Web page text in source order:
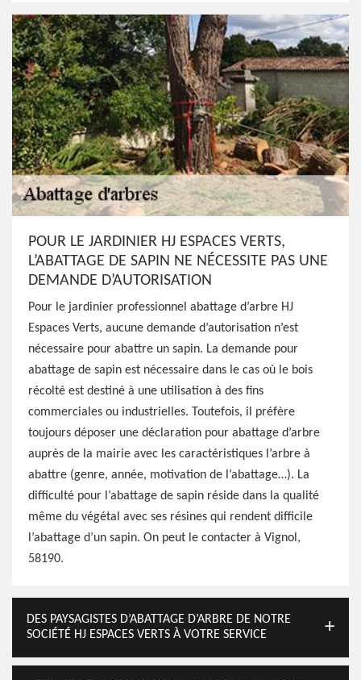
POUR LE JARDINIER HJ ESPACES VERTS,
L’ABATTAGE DE SAPIN NE NÉCESSITE PAS UNE
DEMANDE D’AUTORISATION
Pour le jardinier professionnel abattage d’arbre HJ
Espaces Verts, aucune demande d’autorisation n’est
nécessaire pour abattre un sapin. La demande pour
abattage de sapin est nécessaire dans le cas où le bois
récolté est destiné à une utilisation à des fins
commerciales ou industrielles. Toutefois, il préfère
toujours déposer une déclaration pour abattage d’arbre
auprès de la mairie avec les caractéristiques l’arbre à
abattre (genre, année, motivation de l’abattage…). La
difficulté pour l’abattage de sapin réside dans la qualité
même du végétal avec ses résines qui rendent difficile
l’abattage d’un sapin. On peut le contacter à Vignol,
58190.
DES PAYSAGISTES D’ABATTAGE D’ARBRE DE NOTRE
SOCIÉTÉ HJ ESPACES VERTS À VOTRE SERVICE